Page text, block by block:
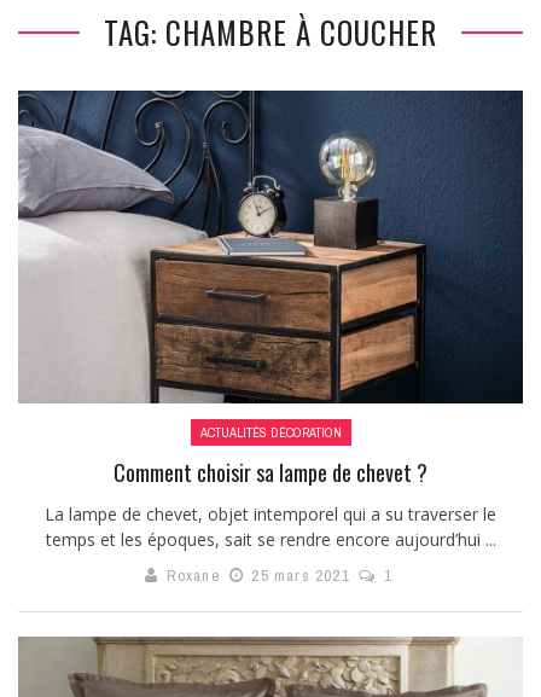
TAG: CHAMBRE À COUCHER
ACTUALITÉS DÉCORATION
Comment choisir sa lampe de chevet ?
La lampe de chevet, objet intemporel qui a su traverser le
temps et les époques, sait se rendre encore aujourd’hui ...
Roxane 25 mars 2021 1